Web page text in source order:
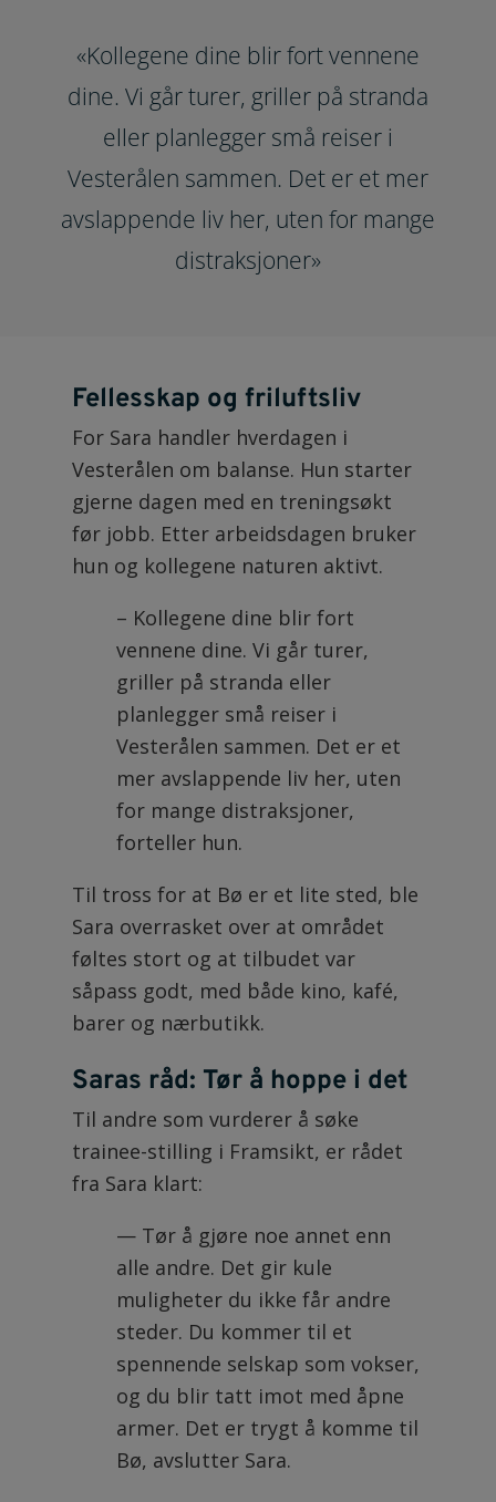
«Kollegene dine blir fort vennene
dine. Vi går turer, griller på stranda
eller planlegger små reiser i
Vesterålen sammen. Det er et mer
avslappende liv her, uten for mange
distraksjoner»
Fellesskap og friluftsliv
For Sara handler hverdagen i
Vesterålen om balanse. Hun starter
gjerne dagen med en treningsøkt
før jobb. Etter arbeidsdagen bruker
hun og kollegene naturen aktivt.
– Kollegene dine blir fort
vennene dine. Vi går turer,
griller på stranda eller
planlegger små reiser i
Vesterålen sammen. Det er et
mer avslappende liv her, uten
for mange distraksjoner,
forteller hun.
Til tross for at Bø er et lite sted, ble
Sara overrasket over at området
føltes stort og at tilbudet var
såpass godt, med både kino, kafé,
barer og nærbutikk.
Saras råd: Tør å hoppe i det
Til andre som vurderer å søke
trainee-stilling i Framsikt, er rådet
fra Sara klart:
— Tør å gjøre noe annet enn
alle andre. Det gir kule
muligheter du ikke får andre
steder. Du kommer til et
spennende selskap som vokser,
og du blir tatt imot med åpne
armer. Det er trygt å komme til
Bø, avslutter Sara.